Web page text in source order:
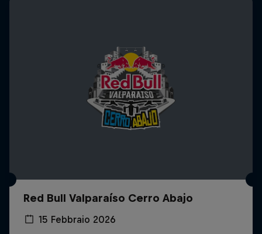
Red Bull Valparaíso Cerro Abajo
15 Febbraio 2026